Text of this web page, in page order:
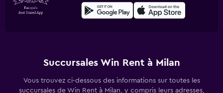
Succursales Win Rent à Milan
Vous trouvez ci-dessous des informations sur toutes les
succursales de Win Rent à Milan, y compris leurs adresses,